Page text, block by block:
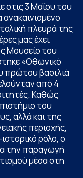
στις 3 Μαΐου του
ανακαινισμένο
πλευρά της
μας έχει
Μουσείο του
«Οθωνικό
πρώτου βασιλιά
από 4
Καθώς
του
αλλά και της
περιοχής,
ρόλο, ο
την παραγωγή
μέσα στη